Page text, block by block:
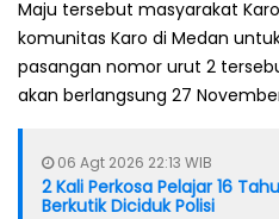
Maju tersebut masyarakat
komunitas Karo di Medan
pasangan nomor urut 2
akan berlangsung 27
06 Agt 2026 22:13 WIB
2 Kali Perkosa Pelajar 16
Berkutik Diciduk Polisi